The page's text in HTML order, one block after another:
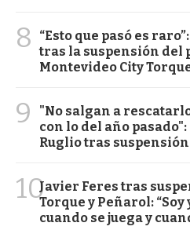
8
“Esto que pasó es
tras la suspensión del
Montevideo City
9
"No salgan a
con lo del año
Ruglio tras suspensión
10Javier Feres tras
Torque y Peñarol: “Soy
cuando se juega y